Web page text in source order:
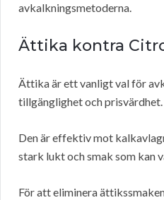
avkalkningsmetoderna.
Ättika kontra
Ättika är ett vanligt val för
tillgänglighet och prisvärdhet.
Den är effektiv mot
stark lukt och smak som kan
För att eliminera